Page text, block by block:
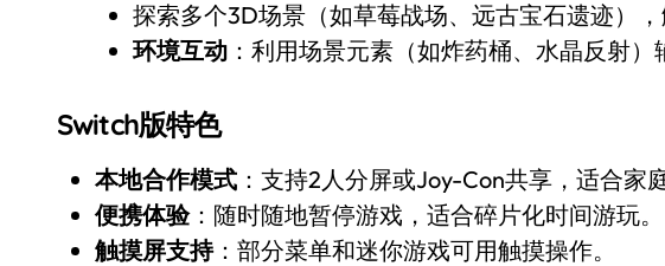
探索多个3D场景（如草莓战场、远古宝石遗迹），
环境互动 ：利用场景元素（如炸药桶、水晶反射）
Switch版特色
本地合作模式 ：支持2人分屏或Joy-Con共享，适合家
便携体验：随时随地暂停游戏，适合碎片化时间游玩。
触摸屏支持：部分菜单和迷你游戏可用触摸操作。